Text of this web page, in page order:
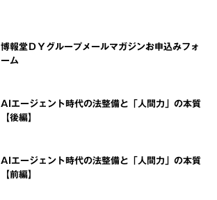
博報堂ＤＹグループメールマガジンお申込みフォ
ーム
AIエージェント時代の法整備と「人間力」の本質
【後編】
AIエージェント時代の法整備と「人間力」の本質
【前編】